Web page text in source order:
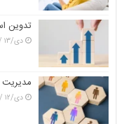
تدوین
دی/۱۳ / ۱۴۰۴
مدیریت
دی/۱۲ / ۱۴۰۴